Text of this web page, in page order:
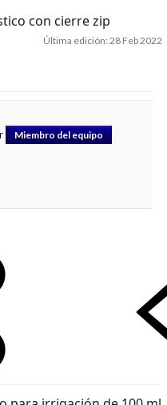
con cierre zip
Última edición: 28 Feb 2022
Miembro del equipo